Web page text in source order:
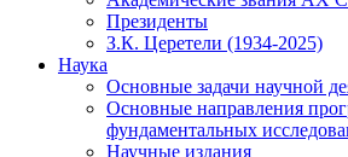
Президенты
З.К. Церетели (1934-2025)
Наука
Основные задачи научной
Основные направления
фундаментальных
Научные издания